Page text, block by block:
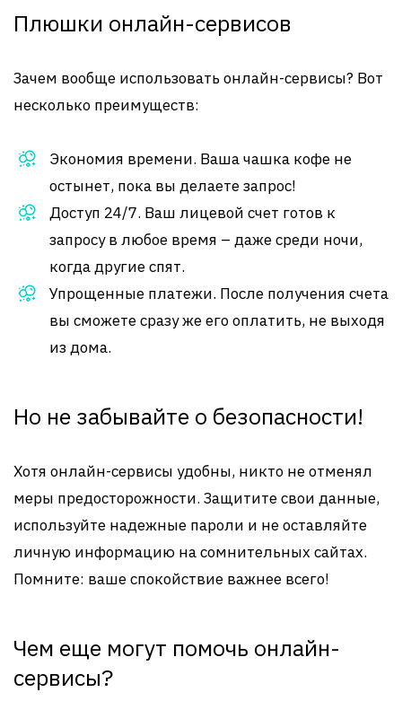
Плюшки онлайн-сервисов
Зачем вообще использовать онлайн-сервисы? Вот
несколько преимуществ:
Экономия времени. Ваша чашка кофе не
остынет, пока вы делаете запрос!
Доступ 24/7. Ваш лицевой счет готов к
запросу в любое время – даже среди ночи,
когда другие спят.
Упрощенные платежи. После получения счета
вы сможете сразу же его оплатить, не выходя
из дома.
Но не забывайте о безопасности!
Хотя онлайн-сервисы удобны, никто не отменял
меры предосторожности. Защитите свои данные,
используйте надежные пароли и не оставляйте
личную информацию на сомнительных сайтах.
Помните: ваше спокойствие важнее всего!
Чем еще могут помочь онлайн-
сервисы?